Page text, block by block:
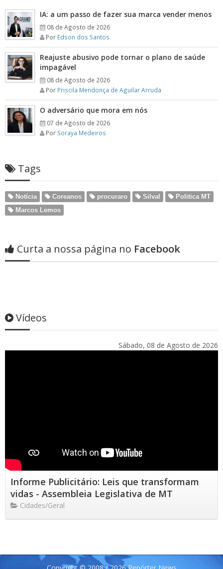
IA: a um passo de fazer sua marca vender menos
08 de Agosto de 2026
Por Edson dos Santos
Reajuste abusivo pode tornar o plano de saúde
impagável
08 de Agosto de 2026
Por Priscila Mendonça de Aguilar Arruda
O adversário que mora em nós
07 de Agosto de 2026
Por Soraya Medeiros
Tags
Notícia Coreanos procuraro Silval
Politica MT
Marcos Lemos
Curta a nossa página no Facebook
Vídeos
Sábado, 08 de Agosto de 2026
Informe Publicitário: Leis que transformam
vidas - Assembleia Legislativa de MT
Cidades/Geral